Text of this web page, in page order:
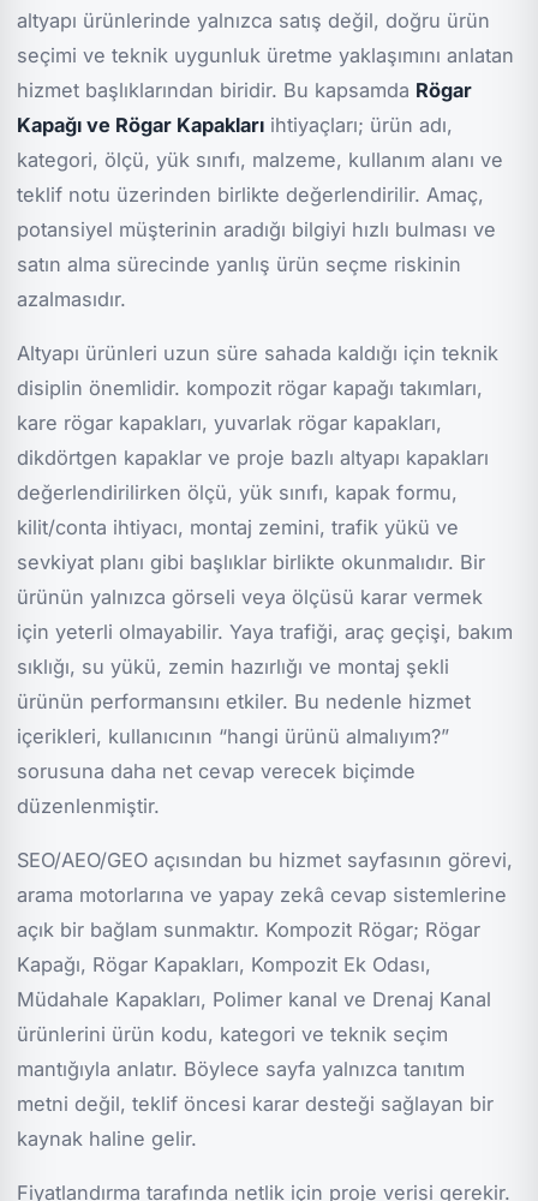
altyapı ürünlerinde yalnızca satış değil, doğru ürün
seçimi ve teknik uygunluk üretme yaklaşımını anlatan
hizmet başlıklarından biridir. Bu kapsamda Rögar
Kapağı ve Rögar Kapakları ihtiyaçları; ürün adı,
kategori, ölçü, yük sınıfı, malzeme, kullanım alanı ve
teklif notu üzerinden birlikte değerlendirilir. Amaç,
potansiyel müşterinin aradığı bilgiyi hızlı bulması ve
satın alma sürecinde yanlış ürün seçme riskinin
azalmasıdır.
Altyapı ürünleri uzun süre sahada kaldığı için teknik
disiplin önemlidir. kompozit rögar kapağı takımları,
kare rögar kapakları, yuvarlak rögar kapakları,
dikdörtgen kapaklar ve proje bazlı altyapı kapakları
değerlendirilirken ölçü, yük sınıfı, kapak formu,
kilit/conta ihtiyacı, montaj zemini, trafik yükü ve
sevkiyat planı gibi başlıklar birlikte okunmalıdır. Bir
ürünün yalnızca görseli veya ölçüsü karar vermek
için yeterli olmayabilir. Yaya trafiği, araç geçişi, bakım
sıklığı, su yükü, zemin hazırlığı ve montaj şekli
ürünün performansını etkiler. Bu nedenle hizmet
içerikleri, kullanıcının “hangi ürünü almalıyım?”
sorusuna daha net cevap verecek biçimde
düzenlenmiştir.
SEO/AEO/GEO açısından bu hizmet sayfasının görevi,
arama motorlarına ve yapay zekâ cevap sistemlerine
açık bir bağlam sunmaktır. Kompozit Rögar; Rögar
Kapağı, Rögar Kapakları, Kompozit Ek Odası,
Müdahale Kapakları, Polimer kanal ve Drenaj Kanal
ürünlerini ürün kodu, kategori ve teknik seçim
mantığıyla anlatır. Böylece sayfa yalnızca tanıtım
metni değil, teklif öncesi karar desteği sağlayan bir
kaynak haline gelir.
Fiyatlandırma tarafında netlik için proje verisi gerekir.